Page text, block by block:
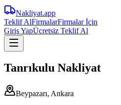
Nakliyat.app
Teklif AlFirmalarFirmalar İçin
Giriş YapÜcretsiz Teklif Al
Tanrıkulu Nakliyat
Beypazarı, Ankara